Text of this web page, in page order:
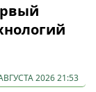
2026 21:53